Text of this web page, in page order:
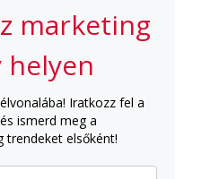
marketing
helyen
Iratkozz fel a
ismerd meg a
trendeket elsőként!